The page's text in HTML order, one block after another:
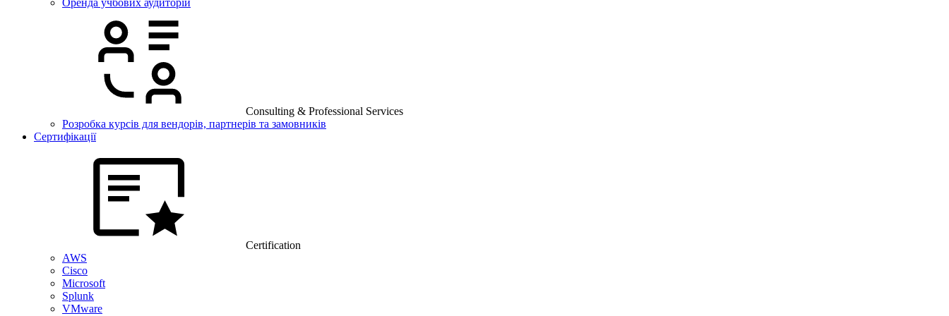
Оренда учбових аудиторій
Consulting & Professional Services
Розробка курсів для вендорів, партнерів та замовників
Сертифікації
Certification
AWS
Cisco
Microsoft
Splunk
VMware